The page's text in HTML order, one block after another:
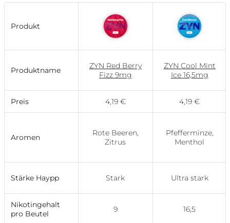
Produkt
Produktname
Preis
Aromen
Stärke Haypp
Nikotingehalt
pro Beutel
ZYN Red Berry
Fizz 9mg
4,19 €
Rote Beeren,
Zitrus
Stark
9
ZYN Cool Mint
Ice 16,5mg
4,19 €
Pfefferminze,
Menthol
Ultra stark
16,5